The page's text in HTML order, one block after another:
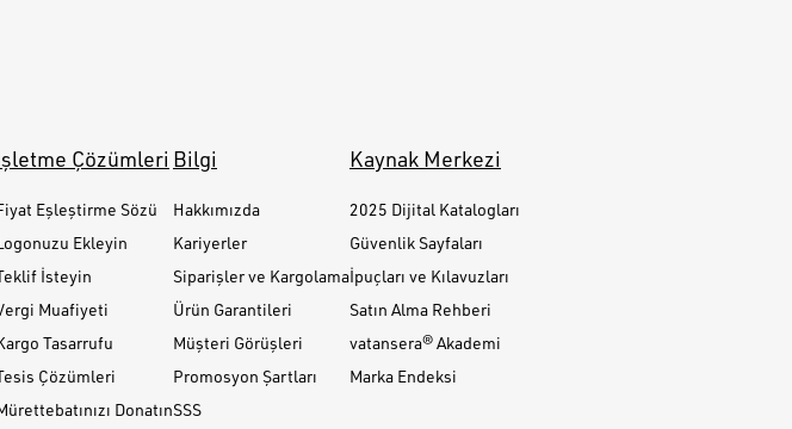
Çözümleri
Eşleştirme Sözü
Ekleyin
İsteyin
Muafiyeti
Tasarrufu
Çözümleri
Donatın
Bilgi
Hakkımızda
Kariyerler
Siparişler ve Kargolama
Ürün Garantileri
Müşteri Görüşleri
Promosyon Şartları
SSS
Kaynak Merkezi
2025 Dijital Katalogları
Güvenlik Sayfaları
İpuçları ve Kılavuzları
Satın Alma Rehberi
vatansera® Akademi
Marka Endeksi